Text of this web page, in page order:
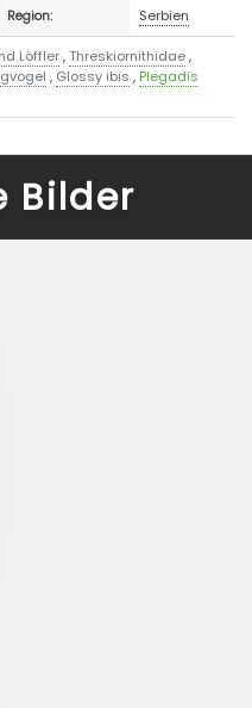
Region: Serbien
Löffler,Threskiornithidae,
, Glossy ibis , Plegadis
Bilder